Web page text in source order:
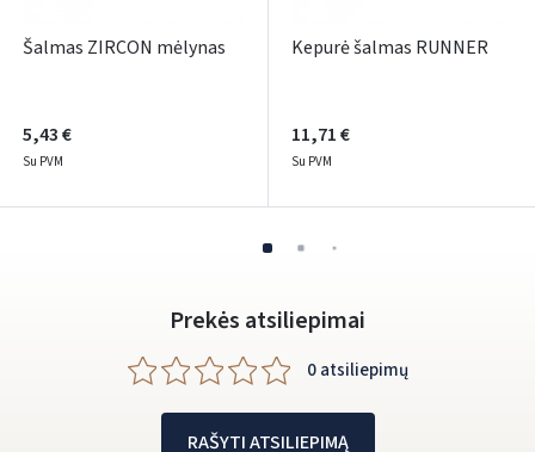
Šalmas ZIRCON mėlynas
5,43 €
Su PVM
Kepurė šalmas RUNNER
11,71 €
Su PVM
Prekės atsiliepimai
0 atsiliepimų
RAŠYTI ATSILIEPIMĄ